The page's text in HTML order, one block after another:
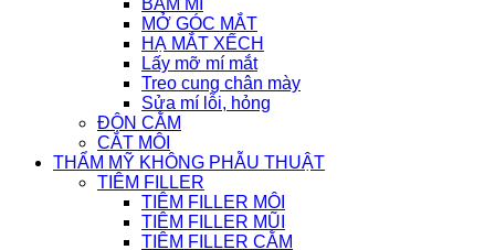
MỞ GÓC MẮT
HẠ MẮT XẾCH
Lấy mỡ mí mắt
Treo cung chân mày
Sửa mí lỗi, hỏng
ĐỘN CẰM
CẮT MÔI
THẨM MỸ KHÔNG PHẪU THUẬT
TIÊM FILLER
TIÊM FILLER MÔI
TIÊM FILLER MŨI
TIÊM FILLER CẰM